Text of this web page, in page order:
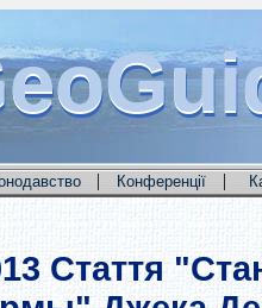
| Конференції |
Стаття